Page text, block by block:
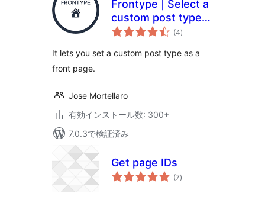
Frontype | Select a
custom post type
as a front page
(4個
の
価
)
It lets you set a custom post type as a
front page.
Jose Mortellaro
有効インストール数: 300+
7.0.3で検証済み
Get page IDs
(7個
の)